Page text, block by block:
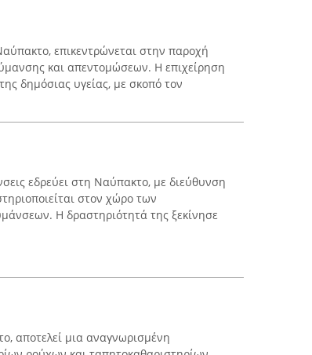
επικεντρώνεται στην παροχή
και απεντομώσεων. Η επιχείρηση
δημόσιας υγείας, με σκοπό τον
εδρεύει στη Ναύπακτο, με διεύθυνση
στον χώρο των
Η δραστηριότητά της ξεκίνησε
αποτελεί μια αναγνωρισμένη